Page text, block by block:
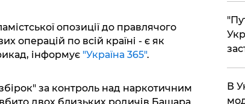
опозиції до правлячого
операцій по всій країні - є як
інформує "Україна 365".
за контроль над наркотичним
двох близьких родичів Башара
В